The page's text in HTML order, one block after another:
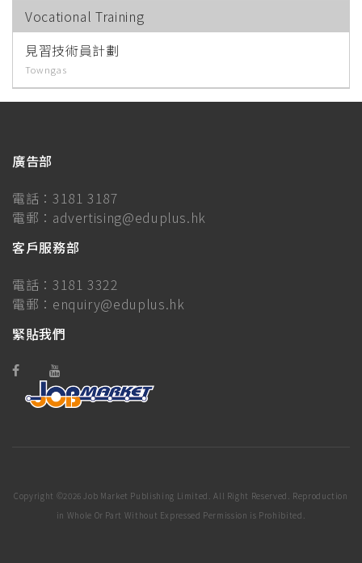
Vocational Training
見習技術員計劃
Towngas
廣告部
電話： 3181 3187
電郵： advertising@eduplus.hk
客戶服務部
電話： 3181 3322
電郵： enquiry@eduplus.hk
緊貼我們
Copyright ©2026 Job Market Publishing Limited. All Right Reserved. Reproduction
in Whole Or Part Without Expressed Permission is Prohibited.